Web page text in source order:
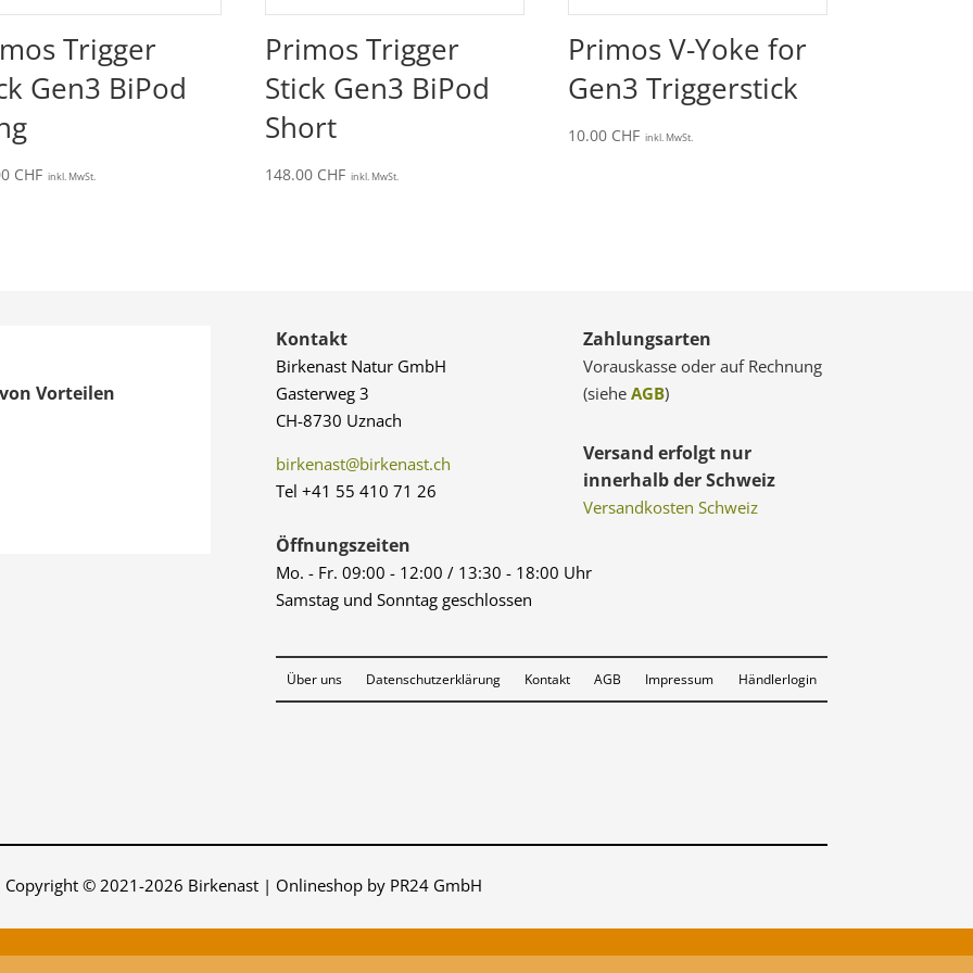
Trigger
Gen3 BiPod
CHF inkl. MwSt.
Primos Trigger
Stick Gen3 BiPod
Short
148.00 CHF inkl. MwSt.
Primos V-Yoke for
Gen3 Triggerstick
10.00 CHF inkl. MwSt.
Vorteilen
Kontakt
Birkenast Natur GmbH
Gasterweg 3
CH-8730 Uznach
birkenast@birkenast.ch
Tel +41 55 410 71 26
Zahlungsarten
Vorauskasse oder auf Rechnung
(sieheAGB)
Versand erfolgt nur
innerhalb der Schweiz
Versandkosten Schweiz
Öffnungszeiten
Mo. - Fr. 09:00 - 12:00 / 13:30 - 18:00 Uhr
Samstag und Sonntag geschlossen
Über uns Datenschutzerklärung Kontakt AGB Impressum Händlerlogin
Copyright © 2021-2026 Birkenast | Onlineshop by PR24 GmbH